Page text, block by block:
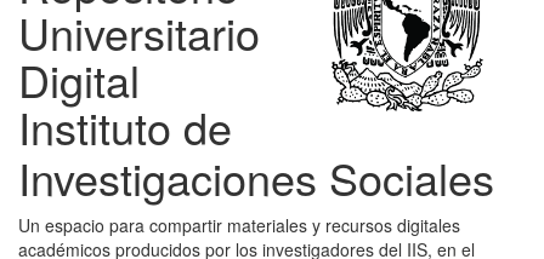
Universitario
Digital
Instituto de
Investigaciones Sociales
Un espacio para compartir materiales y recursos digitales
académicos producidos por los investigadores del IIS, en el